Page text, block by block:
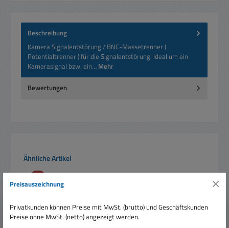
Beschreibung
Kamera Signalentstörung / BNC-Massetrenner (
Potentialtrenner ) für die Signalentstörung. Ideal um ein
Kamerasignal bzw. ein… Mehr
Bewertungen
Produktgalerie überspringen
Ähnliche Artikel
Rabatt
Preisauszeichnung
Privatkunden können Preise mit MwSt. (brutto) und Geschäftskunden
Preise ohne MwSt. (netto) angezeigt werden.